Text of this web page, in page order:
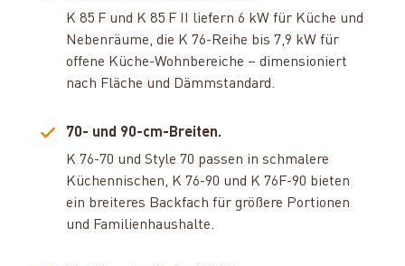
K 85 F und K 85 F II liefern 6 kW für Küche und
Nebenräume, die K 76-Reihe bis 7,9 kW für
offene Küche-Wohnbereiche – dimensioniert
nach Fläche und Dämmstandard.
70- und 90-cm-Breiten.
K 76-70 und Style 70 passen in schmalere
Küchennischen, K 76-90 und K 76F-90 bieten
ein breiteres Backfach für größere Portionen
und Familienhaushalte.